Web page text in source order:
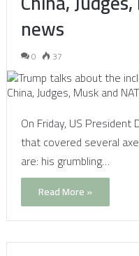
news
0 37
On Friday, US
that covered several
are: his grumbling…
Read More »